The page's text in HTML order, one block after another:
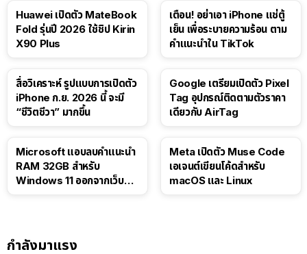
Huawei เปิดตัว MateBook
Fold รุ่นปี 2026 ใช้ชิป Kirin
X90 Plus
เตือน! อย่าเอา iPhone แช่ตู้
เย็น เพื่อระบายความร้อน ตาม
คำแนะนำใน TikTok
สื่อวิเคราะห์ รูปแบบการเปิดตัว
iPhone ก.ย. 2026 นี้ จะมี
“ชีวิตชีวา” มากขึ้น
Google เตรียมเปิดตัว Pixel
Tag อุปกรณ์ติดตามตัวราคา
เดียวกับ AirTag
Microsoft แอบลบคำแนะนำ
RAM 32GB สำหรับ
Windows 11 ออกจากเว็บตัว
Meta เปิดตัว Muse Code
เอเจนต์เขียนโค้ดสำหรับ
macOS และ Linux
กำลังมาแรง